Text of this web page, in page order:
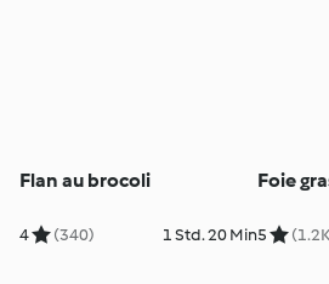
Flan au brocoli
4 (340) 1 Std. 20 Min
Foie
5